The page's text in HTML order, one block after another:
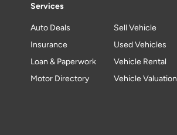
Services
Auto Deals
Insurance
Loan & Paperwork
Motor Directory
Sell Vehicle
Used Vehicles
Vehicle Rental
Vehicle Valuation